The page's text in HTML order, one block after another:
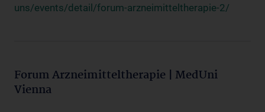
uns/events/detail/forum-arzneimitteltherapie-2/
Forum Arzneimitteltherapie | MedUni
Vienna